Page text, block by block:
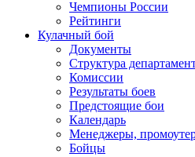
Чемпионы России
Рейтинги
Кулачный бой
Документы
Структура
Комиссии
Результаты боев
Предстоящие бои
Календарь
Менеджеры,
Бойцы